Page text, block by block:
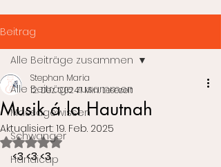
Beitrag
Alle Beiträge zusammen
Massagewissen
Schwanger
Handicap
Alle Beiträge zusammen
Musik á la Hautnah
Stephan Maria
12. Dez. 20241 Min. Lesezeit
Aktualisiert: 19. Feb. 2025
Mit NaN von 5 Sternen bewertet.
<3 <3 <3